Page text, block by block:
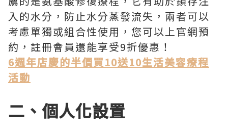
入的水分，防止水分蒸發流失，兩者可以
考慮單獨或組合性使用，您可以上官網預
約，註冊會員還能享受9折優惠！
6週年店慶的半價買10送10生活美容療程
活動
二、個人化設置